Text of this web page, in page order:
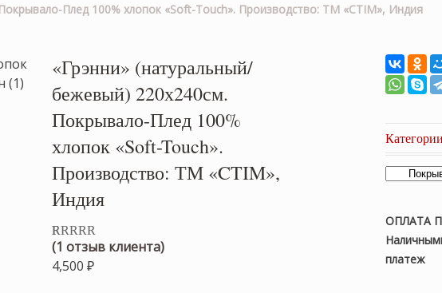
Плед 100% хлопок «Soft-Touch». Производство: ТМ «CTIM», Индия
«Грэнни» (натуральный/
бежевый) 220х240см.
Покрывало-Плед 100%
хлопок «Soft-Touch».
Производство: ТМ «CTIM»,
Индия
Рейтинг
5.00из 5 на
основе
1
(1 отзыв клиента)
4,500₽
ОПЛАТА
платеж